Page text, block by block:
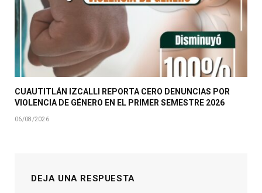
CUAUTITLÁN IZCALLI REPORTA CERO DENUNCIAS POR
VIOLENCIA DE GÉNERO EN EL PRIMER SEMESTRE 2026
06/08/2026
DEJA UNA RESPUESTA